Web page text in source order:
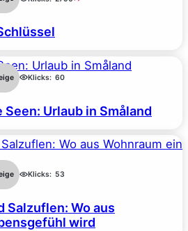
Klicks: 60
Urlaub in Småland
Klicks: 53
Salzuflen: Wo aus
wird